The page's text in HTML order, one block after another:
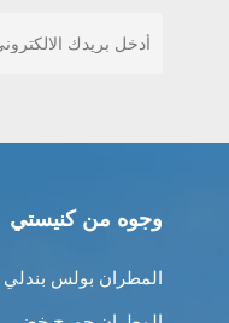
وجوه من كنيستي
المطران بولس بندلي